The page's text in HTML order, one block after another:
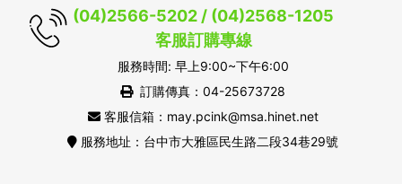
(04)2566-5202 / (04)2568-1205
客服訂購專線
服務時間: 早上9:00~下午6:00
訂購傳真：04-25673728
客服信箱：may.pcink@msa.hinet.net
服務地址：台中市大雅區民生路二段34巷29號